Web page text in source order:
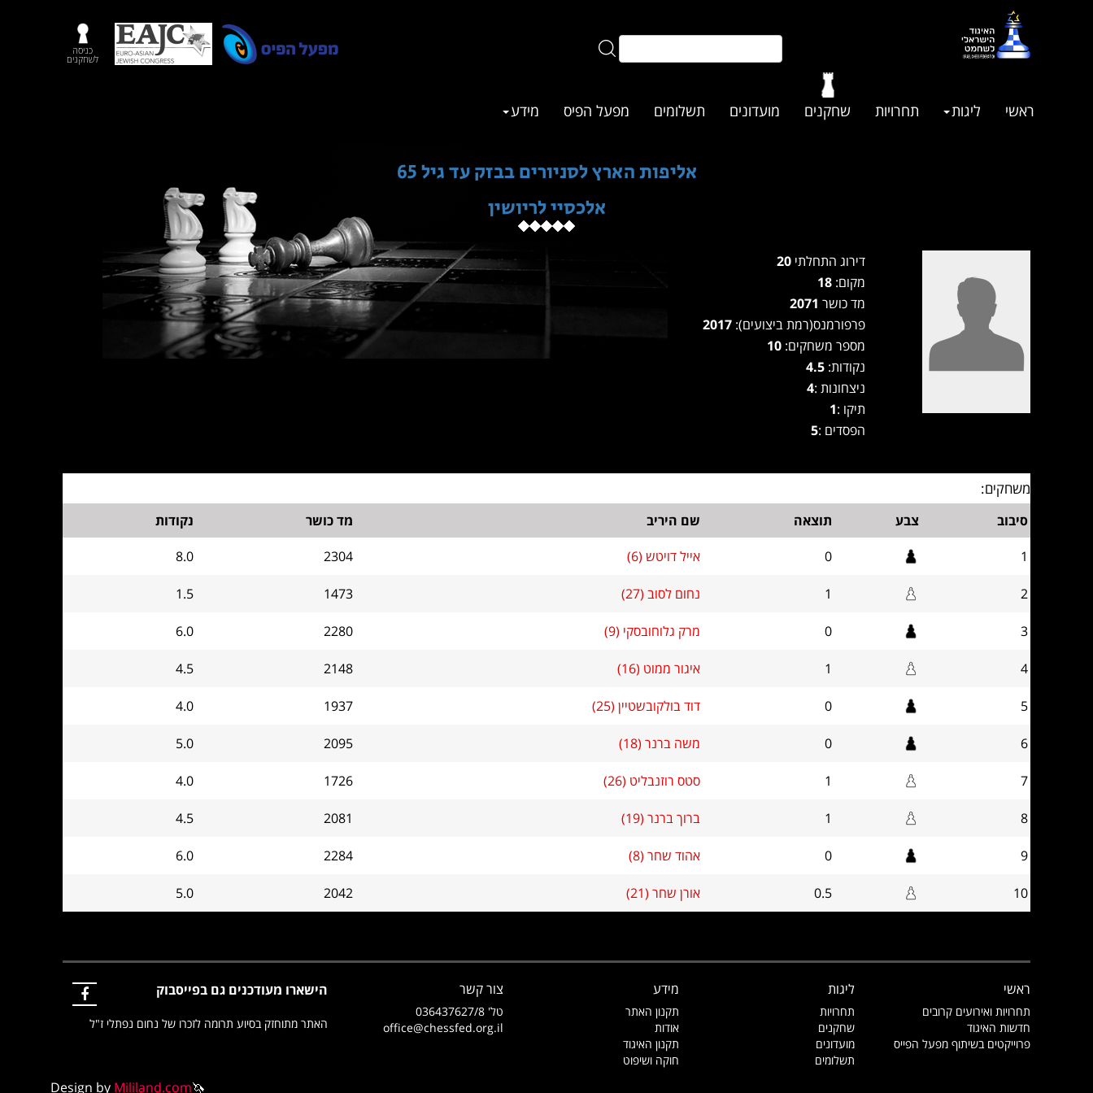
כניסה
לשחקנים
ראשי ליגות תחרויות שחקנים מועדונים תשלומים מפעל הפיס מידע
אליפות הארץ לסניורים בבזק עד גיל 65
אלכסיי לריושין
דירוג התחלתי 20
מקום: 18
מד כושר
פרפורמנס(רמת ביצועים): 2017
מספר משחקים: 10
נקודות:4.5
ניצחונות :4
תיקו :1
הפסדים :5
משחקים:
סיבוב צבע תוצאה שם היריב מד כושר
נקודות
1
0 אייל דויטש (6) 2304
8.0
2
1 נחום לסוב (27) 1473
1.5
3
0 מרק גלוחובסקי (9) 2280
6.0
4
1 איגור ממוט (16) 2148
4.5
5
0 דוד בולקובשטיין (25) 1937
4.0
6
0 משה ברנר (18) 2095
5.0
7
1 סטס רוזנבליט (26) 1726
4.0
8
1 ברוך ברנר (19) 2081
4.5
9
0 אהוד שחר (8) 2284
6.0
10
0.5 אורן שחר (21) 2042
5.0
ראשי
תחרויות ואירועים קרובים
חדשות האיגוד
פרוייקטים בשיתוף מפעל הפייס
ליגות
תחרויות
שחקנים
מועדונים
תשלומים
מידע
תקנון האתר
אודות
תקנון האיגוד
חוקה ושיפוט
צור קשר
טל' 036437627/8
office@chessfed.org.il
הישארו מעודכנים גם בפייסבוק
האתר מתוחזק בסיוע תרומה לזכרו של נחום נפתלי ז"ל
Design by Mililand.com🦄